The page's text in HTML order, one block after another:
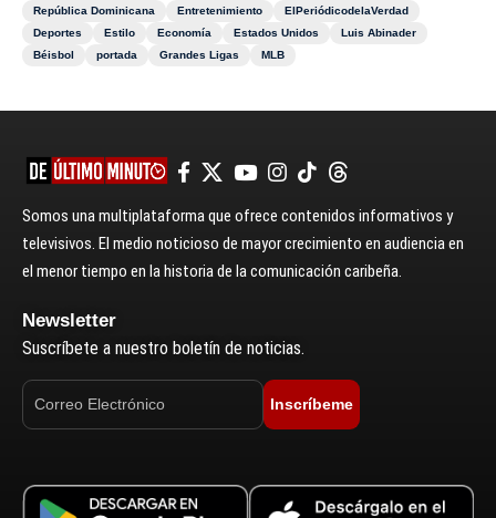
República Dominicana
Entretenimiento
ElPeriódicodelaVerdad
Deportes
Estilo Economía Estados Unidos
Luis Abinader
Béisbol
portada Grandes Ligas MLB
Somos una multiplataforma que ofrece contenidos informativos y
televisivos. El medio noticioso de mayor crecimiento en audiencia en
el menor tiempo en la historia de la comunicación caribeña.
Newsletter
Suscríbete a nuestro boletín de noticias.
Inscríbeme